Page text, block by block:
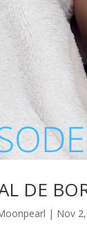
DE
| Nov